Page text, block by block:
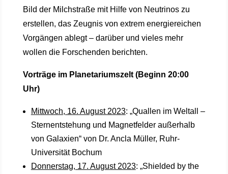
Bild der Milchstraße mit Hilfe von Neutrinos zu
erstellen, das Zeugnis von extrem energiereichen
Vorgängen ablegt – darüber und vieles mehr
wollen die Forschenden berichten.
Vorträge im Planetariumszelt (Beginn 20:00
Uhr)
Mittwoch, 16. August 2023: „Quallen im Weltall –
Sternentstehung und Magnetfelder außerhalb
von Galaxien“ von Dr. Ancla Müller, Ruhr-
Universität Bochum
Donnerstag, 17. August 2023: „Shielded by the